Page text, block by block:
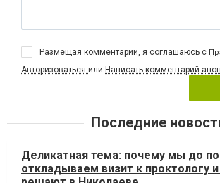
Размещая комментарий, я соглашаюсь с
Авторизоваться или Написать комментарий
Последние
Деликатная тема: почему мы до
откладываем визит к проктологу и